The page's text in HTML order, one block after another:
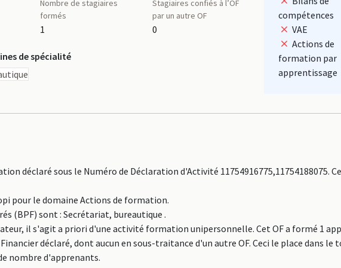
Nombre de stagiaires
formés
1
Stagiaires confiés à l’OF
par un autre OF
0
de spécialité
compétences
VAE
Actions de
formation par
apprentissage
déclaré sous le Numéro de Déclaration d'Activité 11754916775,11754188075.
pour le domaine Actions de formation.
(BPF) sont : Secrétariat, bureautique .
il s'agit a priori d'une activité formation unipersonnelle. Cet OF a formé 1
déclaré, dont aucun en sous-traitance d'un autre OF. Ceci le place dans le
nombre d'apprenants.